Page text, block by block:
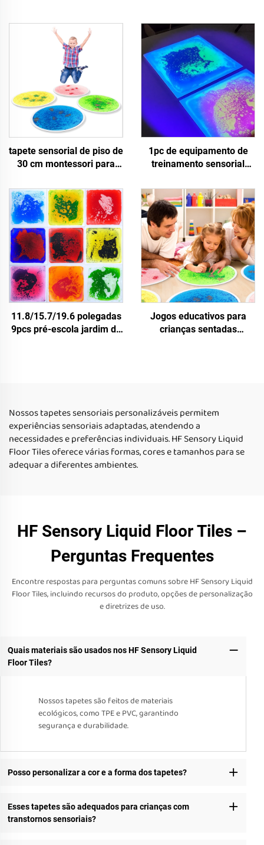
tapete sensorial de piso de
30 cm montessori para
infantis uv azulejos de
piso líquidos sensoriais
reflexivos para brinquedos
de fidgets
1pc de equipamento de
treinamento sensorial
stress UV líquido sensorial
tapete de chão brinquedos
sensoriais para crianças
com necessidades
especiais autismo
11.8/15.7/19.6 polegadas
9pcs pré-escola jardim de
Jogos educativos para
crianças sentadas
Nossos tapetes sensoriais personalizáveis permitem
experiências sensoriais adaptadas, atendendo a
necessidades e preferências individuais. HF Sensory Liquid
Floor Tiles oferece várias formas, cores e tamanhos para se
adequar a diferentes ambientes.
HF Sensory Liquid Floor Tiles –
Perguntas Frequentes
Encontre respostas para perguntas comuns sobre HF Sensory Liquid
Floor Tiles, incluindo recursos do produto, opções de personalização
e diretrizes de uso.
Quais materiais são usados nos HF Sensory Liquid
Floor Tiles?
Nossos tapetes são feitos de materiais
ecológicos, como TPE e PVC, garantindo
segurança e durabilidade.
Posso personalizar a cor e a forma dos tapetes?
Esses tapetes são adequados para crianças com
transtornos sensoriais?